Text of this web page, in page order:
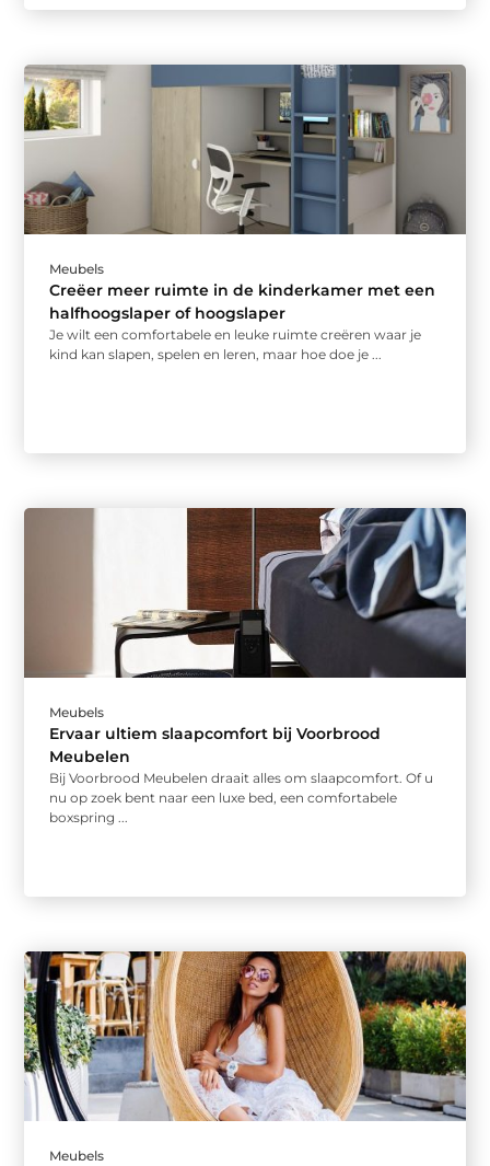
Meubels
Creëer meer ruimte in de kinderkamer met een
halfhoogslaper of hoogslaper
Je wilt een comfortabele en leuke ruimte creëren waar je
kind kan slapen, spelen en leren, maar hoe doe je ...
Meubels
Ervaar ultiem slaapcomfort bij Voorbrood
Meubelen
Bij Voorbrood Meubelen draait alles om slaapcomfort. Of u
nu op zoek bent naar een luxe bed, een comfortabele
boxspring ...
Meubels